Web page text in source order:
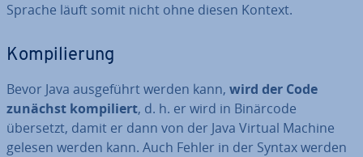
Sprache läuft somit nicht ohne diesen Kontext.
Kom­pi­lie­rung
Bevor Java aus­ge­führt werden kann, wird der Code
zunächst kom­pi­liert, d. h. er wird in Binärcode
übersetzt, damit er dann von der Java Virtual Machine
gelesen werden kann. Auch Fehler in der Syntax werden